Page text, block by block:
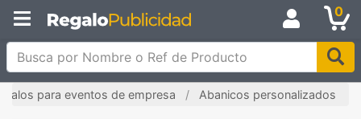
0
Busca por Nombre o Ref de Producto
para eventos de empresa Abanicos personalizados